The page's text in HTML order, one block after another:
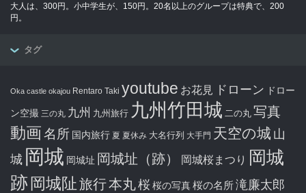
大人は、300円。小中学生が、150円。20名以上のグループは特典で、200
円。
タグ
Oka castle okajou Rentaro Taki youtube お花見 ドローン ドロー
ン空撮 三の丸 九州 九州旅行 九州竹田城 二の丸 写真
動画名所 国内旅行 夏 夏休み 大名行列 大手門 天空の城 山
城 岡城 岡城址 岡城址（跡） 岡城桜まつり 岡城
跡 岡城阯旅行本丸桜桜の写真桜の名所滝廉太郎